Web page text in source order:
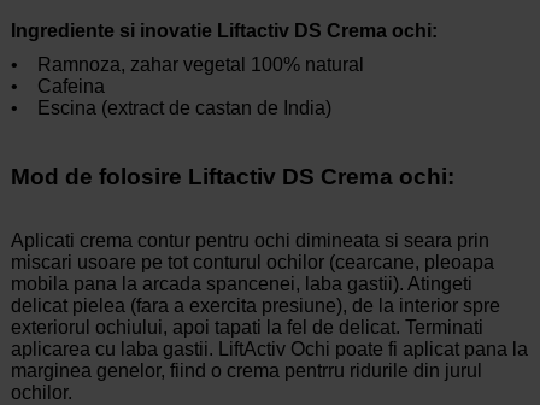
Ingrediente si inovatie Liftactiv DS Crema ochi:
• Ramnoza, zahar vegetal 100% natural
• Cafeina
• Escina (extract de castan de India)
Mod de folosire Liftactiv DS Crema ochi:
Aplicati crema contur pentru ochi dimineata si seara prin
miscari usoare pe tot conturul ochilor (cearcane, pleoapa
mobila pana la arcada spancenei, laba gastii). Atingeti
delicat pielea (fara a exercita presiune), de la interior spre
exteriorul ochiului, apoi tapati la fel de delicat. Terminati
aplicarea cu laba gastii. LiftActiv Ochi poate fi aplicat pana la
marginea genelor, fiind o crema pentrru ridurile din jurul
ochilor.